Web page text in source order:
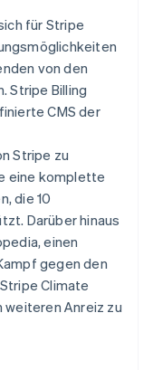
für Stripe
von den
Stripe Billing
CMS der
Stripe zu
eine komplette
die 10
Darüber hinaus
einen
gegen den
Climate
Anreiz zu